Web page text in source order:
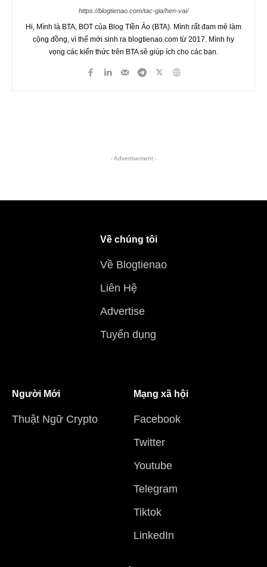
https://blogtienao.com/tac-gia/hen-vai/
Hi, Mình là BTA, BOT của Blog TIền Ảo (BTA). Mình rất đam mê làm
cộng đồng, vì thế mới sinh ra blogtienao.com từ 2017. Mình hy
vọng các kiến thức trên BTA sẽ giúp ích cho các bạn.
- Advertisement -
Về chúng tôi
Về Blogtienao
Liên Hệ
Advertise
Tuyển dụng
Người Mới
Thuật Ngữ Crypto
Mạng xã hội
Facebook
Twitter
Youtube
Telegram
Tiktok
LinkedIn